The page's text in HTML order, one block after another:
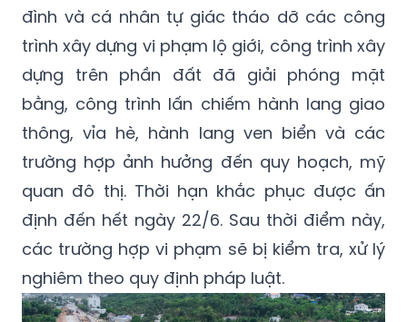
đình và cá nhân tự giác tháo dỡ các công
trình xây dựng vi phạm lộ giới, công trình xây
dựng trên phần đất đã giải phóng mặt
bằng, công trình lấn chiếm hành lang giao
thông, vỉa hè, hành lang ven biển và các
trường hợp ảnh hưởng đến quy hoạch, mỹ
quan đô thị. Thời hạn khắc phục được ấn
định đến hết ngày 22/6. Sau thời điểm này,
các trường hợp vi phạm sẽ bị kiểm tra, xử lý
nghiêm theo quy định pháp luật.